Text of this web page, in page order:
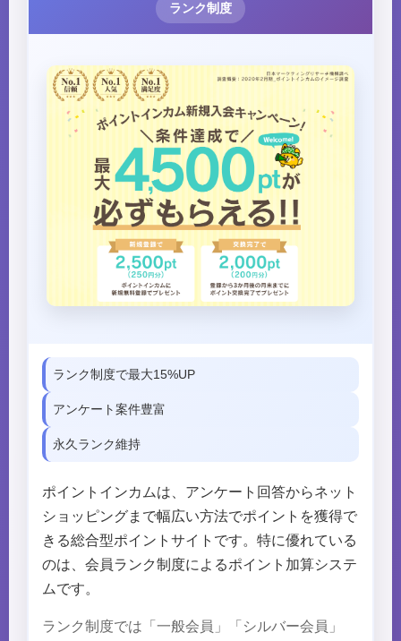
ランク制度
ランク制度で最大15%UP
アンケート案件豊富
永久ランク維持
ポイントインカムは、アンケート回答からネット
ショッピングまで幅広い方法でポイントを獲得で
きる総合型ポイントサイトです。特に優れている
のは、会員ランク制度によるポイント加算システ
ムです。
ランク制度では「一般会員」「シルバー会員」